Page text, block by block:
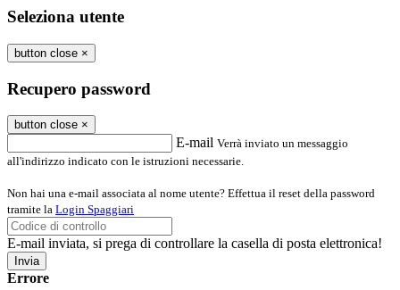
Seleziona utente
button close ×
Recupero password
button close ×
E-mail Verrà inviato un messaggio
all'indirizzo indicato con le istruzioni necessarie.
Non hai una e-mail associata al nome utente? Effettua il reset della password
tramite la Login Spaggiari
E-mail inviata, si prega di controllare la casella di posta elettronica!
Errore